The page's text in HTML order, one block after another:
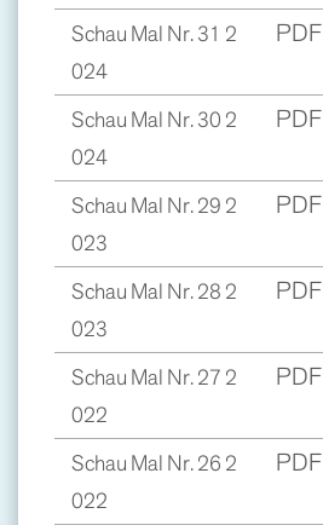
Schau Mal Nr. 31 2
024
PDF
Schau Mal Nr. 30 2
024
PDF
Schau Mal Nr. 29 2
023
PDF
Schau Mal Nr. 28 2
023
PDF
Schau Mal Nr. 27 2
022
PDF
Schau Mal Nr. 26 2
022
PDF